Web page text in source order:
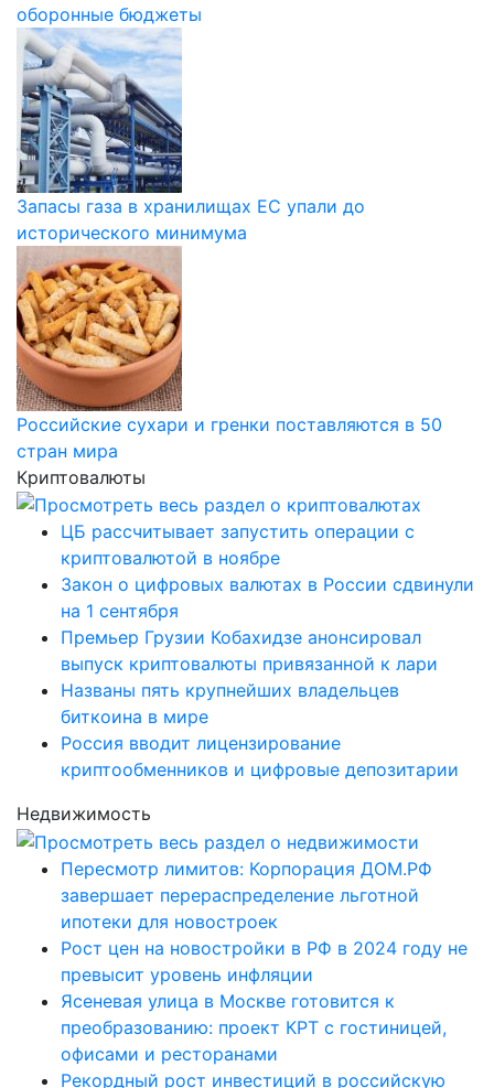
оборонные бюджеты
Запасы газа в хранилищах ЕС упали до
исторического минимума
Российские сухари и гренки поставляются в 50
стран мира
Криптовалюты
ЦБ рассчитывает запустить операции с
криптовалютой в ноябре
Закон о цифровых валютах в России сдвинули
на 1 сентября
Премьер Грузии Кобахидзе анонсировал
выпуск криптовалюты привязанной к лари
Названы пять крупнейших владельцев
биткоина в мире
Россия вводит лицензирование
криптообменников и цифровые депозитарии
Недвижимость
Пересмотр лимитов: Корпорация ДОМ.РФ
завершает перераспределение льготной
ипотеки для новостроек
Рост цен на новостройки в РФ в 2024 году не
превысит уровень инфляции
Ясеневая улица в Москве готовится к
преобразованию: проект КРТ с гостиницей,
офисами и ресторанами
Рекордный рост инвестиций в российскую